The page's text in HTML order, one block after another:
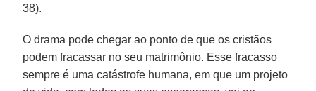
38).
O drama pode chegar ao ponto de que os cristãos
podem fracassar no seu matrimônio. Esse fracasso
sempre é uma catástrofe humana, em que um projeto